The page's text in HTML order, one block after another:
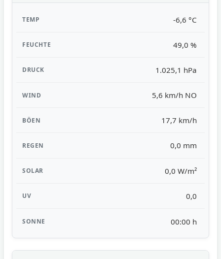
-6,6 °C
49,0 %
1.025,1 hPa
5,6 km/h NO
17,7 km/h
0,0 mm
0,0 W/m²
0,0
00:00 h